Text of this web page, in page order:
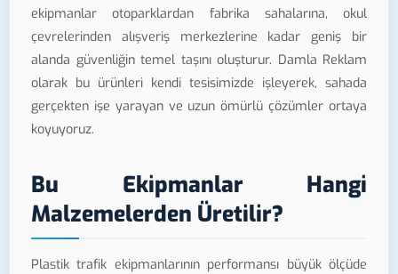
ekipmanlar otoparklardan fabrika sahalarına, okul
çevrelerinden alışveriş merkezlerine kadar geniş bir
alanda güvenliğin temel taşını oluşturur. Damla Reklam
olarak bu ürünleri kendi tesisimizde işleyerek, sahada
gerçekten işe yarayan ve uzun ömürlü çözümler ortaya
koyuyoruz.
Bu Ekipmanlar Hangi
Malzemelerden Üretilir?
Plastik trafik ekipmanlarının performansı büyük ölçüde